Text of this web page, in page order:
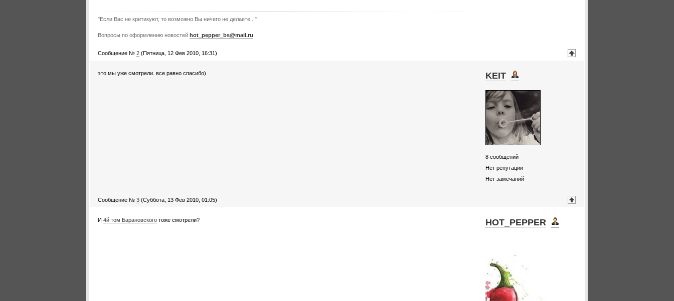
"Если Вас не критикуют, то возможно Вы ничего не делаете..."
Вопросы по оформлению новостей hot_pepper_bs@mail.ru
Сообщение № 2 (Пятница, 12 Фев 2010, 16:31)
это мы уже смотрели. все равно спасибо) KEIT
8 сообщений
Нет репутации
Нет замечаний
Сообщение № 3 (Суббота, 13 Фев 2010, 01:05)
И 4й том Барановского тоже смотрели? HOT_PEPPER